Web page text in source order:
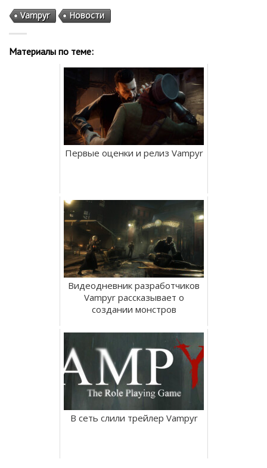
Vampyr Новости
Материалы по теме:
Первые оценки и релиз Vampyr
Видеодневник разработчиков
Vampyr рассказывает о
создании монстров
В сеть слили трейлер Vampyr